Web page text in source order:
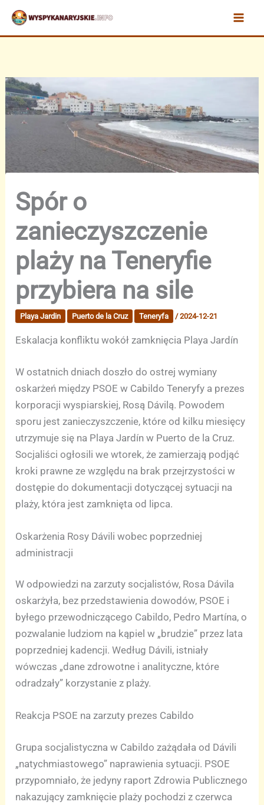
Przejdź
treści
Spór o
zanieczyszczenie
plaży na Teneryfie
przybiera na sile
Playa Jardin Puerto de la Cruz Teneryfa /2024-12-21
Eskalacja konfliktu wokół zamknięcia Playa Jardín
W ostatnich dniach doszło do ostrej wymiany
oskarżeń między PSOE w Cabildo Teneryfy a prezes
korporacji wyspiarskiej, Rosą Dávilą. Powodem
sporu jest zanieczyszczenie, które od kilku miesięcy
utrzymuje się na Playa Jardín w Puerto de la Cruz.
Socjaliści ogłosili we wtorek, że zamierzają podjąć
kroki prawne ze względu na brak przejrzystości w
dostępie do dokumentacji dotyczącej sytuacji na
plaży, która jest zamknięta od lipca.
Oskarżenia Rosy Dávili wobec poprzedniej
administracji
W odpowiedzi na zarzuty socjalistów, Rosa Dávila
oskarżyła, bez przedstawienia dowodów, PSOE i
byłego przewodniczącego Cabildo, Pedro Martína, o
pozwalanie ludziom na kąpiel w „brudzie” przez lata
poprzedniej kadencji. Według Dávili, istniały
wówczas „dane zdrowotne i analityczne, które
odradzały” korzystanie z plaży.
Reakcja PSOE na zarzuty prezes Cabildo
Grupa socjalistyczna w Cabildo zażądała od Dávili
„natychmiastowego” naprawienia sytuacji. PSOE
przypomniało, że jedyny raport Zdrowia Publicznego
nakazujący zamknięcie plaży pochodzi z czerwca